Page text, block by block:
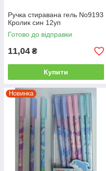
Ручка стиравана гель No9193
Кролик син 12уп
Готово до відправки
11,04 ₴
Купити
Новинка